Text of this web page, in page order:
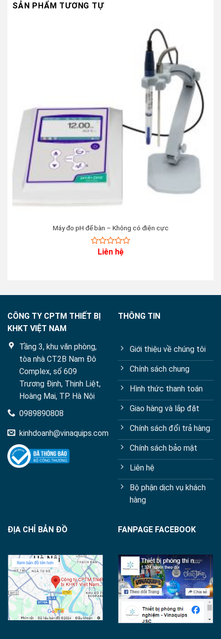
SẢN PHẨM TƯƠNG TỰ
Máy đo pH để bàn – Không có điện cực
Liên hệ
CÔNG TY CPTM THIẾT BỊ
KHKT VIỆT NAM
Tầng 3, khu văn phòng,
tòa nhà CT2B Nam Đô
Complex, số 609
Trương Định, Thịnh Liệt,
Hoàng Mai, TP. Hà Nội
0989890808
kinhdoanh@vinaquips.com
THÔNG TIN
Giới thiệu về chúng tôi
Chính sách chung
Hình thức thanh toán
Giao hàng và lắp đặt
Chính sách đổi trả hàng
Chính sách bảo mật
Liên hệ
Bộ phận dịch vụ khách
hàng
ĐỊA CHỈ BẢN ĐỒ FANPAGE FACEBOOK